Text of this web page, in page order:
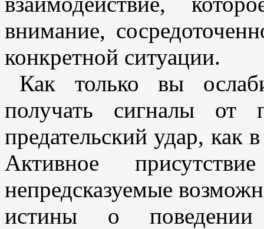
внимание,
конкретной ситуации.
Как только вы
получать сигналы от
предательский удар,
Активное
непредсказуемые
истины о поведении